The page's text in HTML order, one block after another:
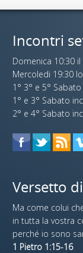
Incontri
Domenica 10:30 il
Mercoledi 19:30
1° 3° e 5°
1° e 3° Sabato
2° e 4° Sabato
Versetto
Ma come colui
in tutta la vostra
perché io sono
1 Pietro 1:15-16